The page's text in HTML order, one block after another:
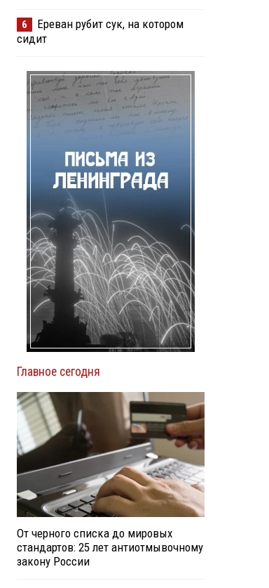
6
Ереван рубит сук, на котором
сидит
Главное сегодня
От черного списка до мировых
стандартов: 25 лет антиотмывочному
закону России